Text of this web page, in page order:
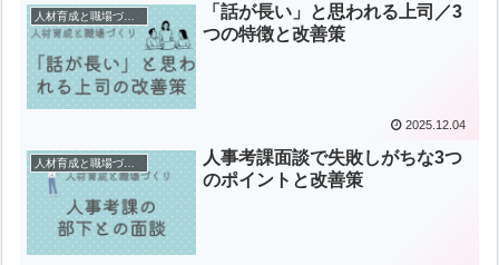
人材育成と職場づくり
「話が長い」と思われる上司／3
つの特徴と改善策
2025.12.04
人材育成と職場づくり
人事考課面談で失敗しがちな3つ
のポイントと改善策